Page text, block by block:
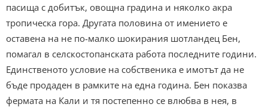
пасища с добитък, овощна градина и няколко акра
тропическа гора. Другата половина от имението е
оставена на не по-малко шокирания шотландец Бен,
помагал в селскостопанската работа последните години.
Единственото условие на собственика е имотът да не
бъде продаден в рамките на една година. Бен показва
фермата на Кали и тя постепенно се влюбва в нея, в